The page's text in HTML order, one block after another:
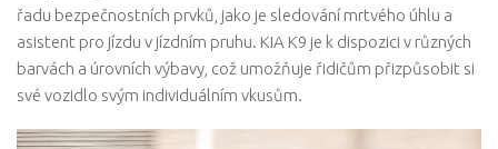
řadu bezpečnostních prvků, jako je sledování mrtvého úhlu a
asistent pro jízdu v jízdním pruhu. KIA K9 je k dispozici v různých
barvách a úrovních výbavy, což umožňuje řidičům přizpůsobit si
své vozidlo svým individuálním vkusům.